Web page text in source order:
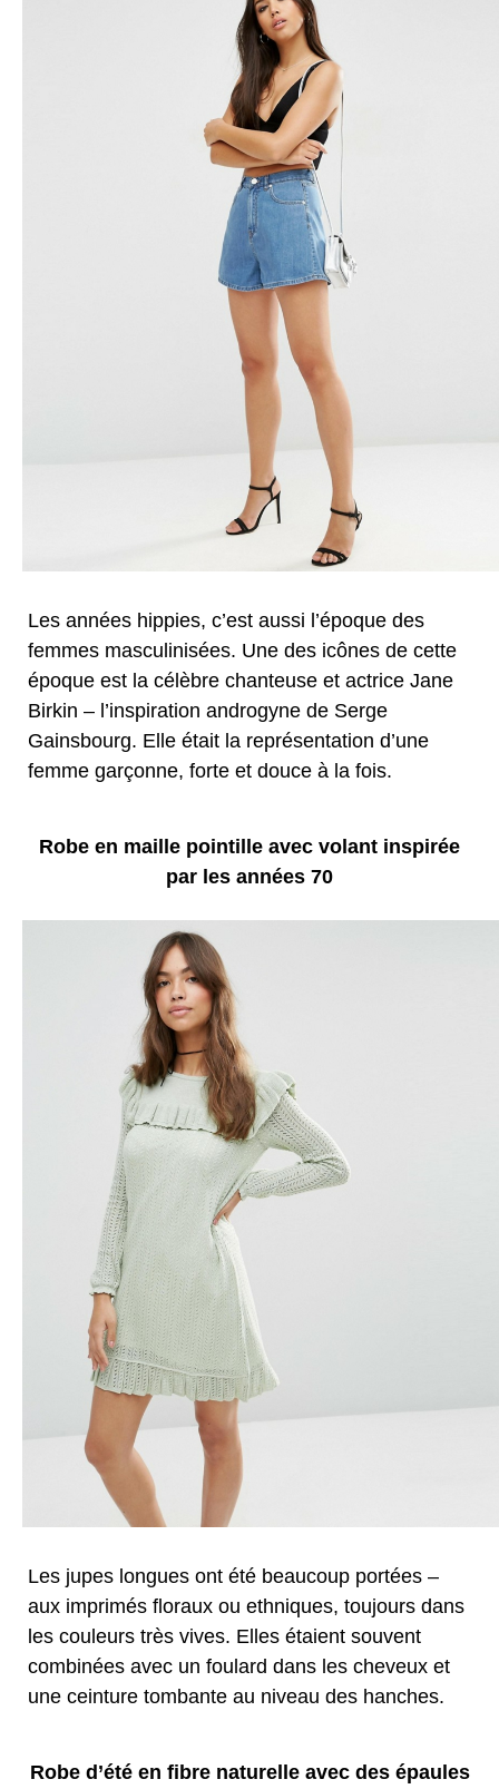
Les années hippies, c’est aussi l’époque des
femmes masculinisées. Une des icônes de cette
époque est la célèbre chanteuse et actrice Jane
Birkin – l’inspiration androgyne de Serge
Gainsbourg. Elle était la représentation d’une
femme garçonne, forte et douce à la fois.
Robe en maille pointille avec volant inspirée
par les années 70
Les jupes longues ont été beaucoup portées –
aux imprimés floraux ou ethniques, toujours dans
les couleurs très vives. Elles étaient souvent
combinées avec un foulard dans les cheveux et
une ceinture tombante au niveau des hanches.
Robe d’été en fibre naturelle avec des épaules